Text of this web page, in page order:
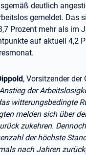
deutlich
gemeldet. Das
Prozent mehr als im
auf aktuell 4,2
, Vorsitzender
der
witterungsbedingte
melden sich über
zukehren.
der höchste
nach Jahren